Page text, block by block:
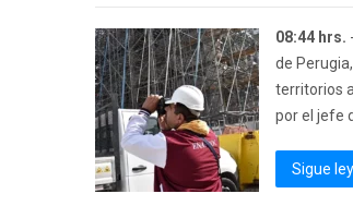
08:44 hrs.
de
territorios
por el jefe
Sigue